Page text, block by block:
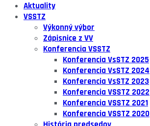
Aktuality
VSSTZ
Výkonný výbor
Zápisnice z VV
Konferencia VSSTZ
Konferencia VsSTZ 2025
Konferencia VsSTZ 2024
Konferencia VsSTZ 2023
Konferencia VSSTZ 2022
Konferencia VSSTZ 2021
Konferencia VSSTZ 2020